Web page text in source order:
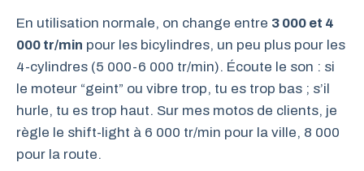
En utilisation normale, on change entre 3 000 et 4
000 tr/min pour les bicylindres, un peu plus pour les
4-cylindres (5 000-6 000 tr/min). Écoute le son : si
le moteur “geint” ou vibre trop, tu es trop bas ; s’il
hurle, tu es trop haut. Sur mes motos de clients, je
règle le shift-light à 6 000 tr/min pour la ville, 8 000
pour la route.